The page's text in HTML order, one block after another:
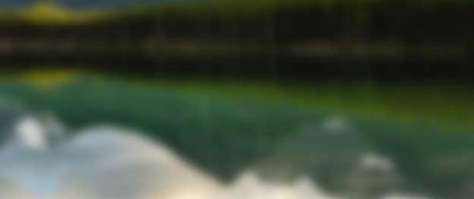
du